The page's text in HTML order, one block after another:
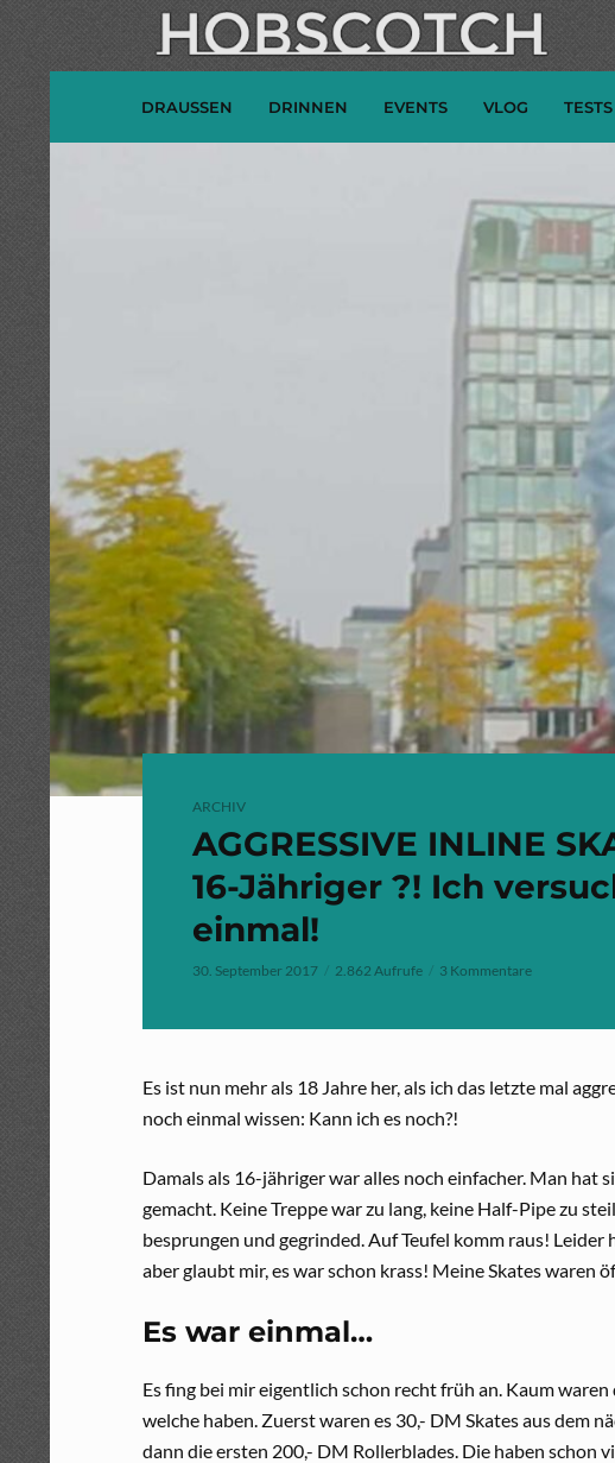
DRAUSSEN DRINNEN EVENTS VLOG TESTS
ARCHIV
AGGRESSIVE INLINE
16-Jähriger ?! Ich
einmal!
30. September 2017 2.862 Aufrufe 3 Kommentare
Es ist nun mehr als 18 Jahre her, als ich das letzte mal
noch einmal wissen: Kann ich es noch?!
Damals als 16-jähriger war alles noch einfacher. Man hat
gemacht. Keine Treppe war zu lang, keine Half-Pipe zu
besprungen und gegrinded. Auf Teufel komm raus!
aber glaubt mir, es war schon krass! Meine Skates waren
Es war einmal…
Es fing bei mir eigentlich schon recht früh an. Kaum
welche haben. Zuerst waren es 30,- DM Skates aus dem
dann die ersten 200,- DM Rollerblades. Die haben schon